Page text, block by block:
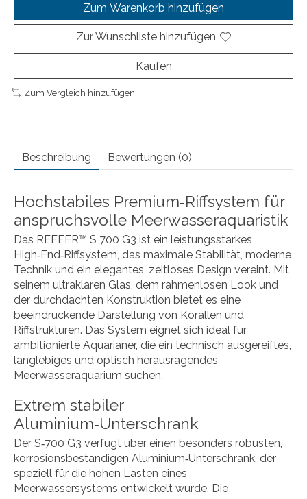
Zum Warenkorb hinzufügen
Zur Wunschliste hinzufügen
Kaufen
Zum Vergleich hinzufügen
Beschreibung Bewertungen (0)
Hochstabiles Premium‑Riffsystem für
anspruchsvolle Meerwasseraquaristik
Das REEFER™ S 700 G3 ist ein leistungsstarkes
High‑End‑Riffsystem, das maximale Stabilität, moderne
Technik und ein elegantes, zeitloses Design vereint. Mit
seinem ultraklaren Glas, dem rahmenlosen Look und
der durchdachten Konstruktion bietet es eine
beeindruckende Darstellung von Korallen und
Riffstrukturen. Das System eignet sich ideal für
ambitionierte Aquarianer, die ein technisch ausgereiftes,
langlebiges und optisch herausragendes
Meerwasseraquarium suchen.
Extrem stabiler
Aluminium‑Unterschrank
Der S‑700 G3 verfügt über einen besonders robusten,
korrosionsbeständigen Aluminium‑Unterschrank, der
speziell für die hohen Lasten eines
Meerwassersystems entwickelt wurde. Die